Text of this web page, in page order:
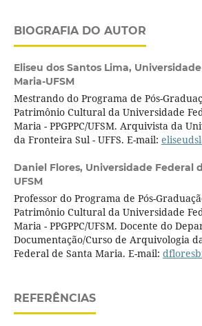
BIOGRAFIA DO AUTOR
Eliseu dos Santos Lima,
Maria-UFSM
Mestrando do Programa de Pós-
Patrimônio Cultural da Universidade
Maria - PPGPPC/UFSM. Arquivista da
da Fronteira Sul - UFFS. E-mail:
Daniel Flores, Universidade Federal
UFSM
Professor do Programa de Pós-
Patrimônio Cultural da Universidade
Maria - PPGPPC/UFSM. Docente do
Documentação/Curso de Arquivologia
Federal de Santa Maria. E-mail:
REFERÊNCIAS